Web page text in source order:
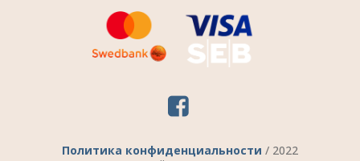
Политика конфиденциальности / 2022